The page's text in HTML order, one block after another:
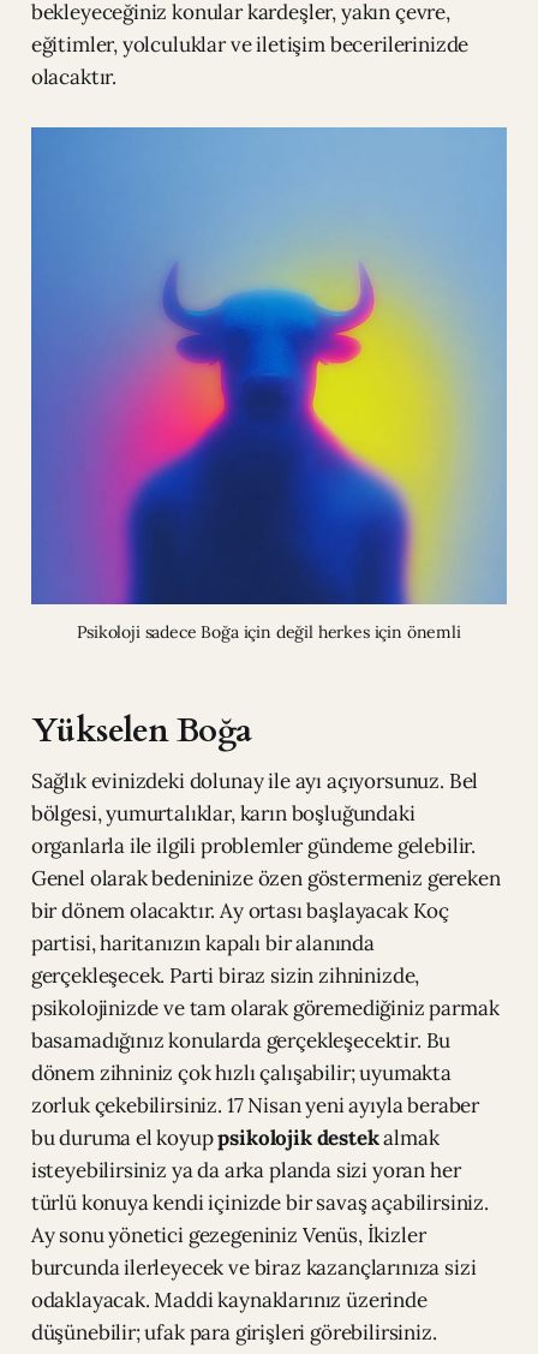
bekleyeceğiniz konular kardeşler, yakın çevre,
eğitimler, yolculuklar ve iletişim becerilerinizde
olacaktır.
Psikoloji sadece Boğa için değil herkes için önemli
Yükselen Boğa
Sağlık evinizdeki dolunay ile ayı açıyorsunuz. Bel
bölgesi, yumurtalıklar, karın boşluğundaki
organlarla ile ilgili problemler gündeme gelebilir.
Genel olarak bedeninize özen göstermeniz gereken
bir dönem olacaktır. Ay ortası başlayacak Koç
partisi, haritanızın kapalı bir alanında
gerçekleşecek. Parti biraz sizin zihninizde,
psikolojinizde ve tam olarak göremediğiniz parmak
basamadığınız konularda gerçekleşecektir. Bu
dönem zihniniz çok hızlı çalışabilir; uyumakta
zorluk çekebilirsiniz. 17 Nisan yeni ayıyla beraber
bu duruma el koyuppsikolojik destekalmak
isteyebilirsiniz ya da arka planda sizi yoran her
türlü konuya kendi içinizde bir savaş açabilirsiniz.
Ay sonu yönetici gezegeniniz Venüs, İkizler
burcunda ilerleyecek ve biraz kazançlarınıza sizi
odaklayacak. Maddi kaynaklarınız üzerinde
düşünebilir; ufak para girişleri görebilirsiniz.